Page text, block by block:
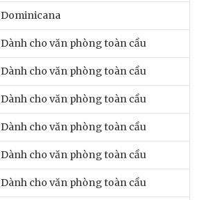
Dominicana
Dành cho văn phòng toàn cầu
Dành cho văn phòng toàn cầu
Dành cho văn phòng toàn cầu
Dành cho văn phòng toàn cầu
Dành cho văn phòng toàn cầu
Dành cho văn phòng toàn cầu